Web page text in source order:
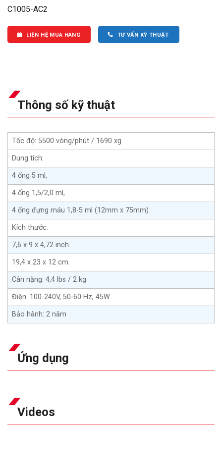
C1005-AC2
LIÊN HỆ MUA HÀNG TƯ VẤN KỸ THUẬT
Thông số kỹ thuật
Tốc độ: 5500 vòng/phút / 1690 xg
Dung tích:
4 ống 5 ml,
4 ống 1,5/2,0 ml,
4 ống đựng máu 1,8-5 ml (12mm x 75mm)
Kích thước:
7,6 x 9 x 4,72 inch.
19,4 x 23 x 12 cm.
Cân nặng: 4,4 lbs / 2 kg
Điện: 100-240V, 50-60 Hz, 45W
Bảo hành: 2 năm
Ứng dụng
Videos